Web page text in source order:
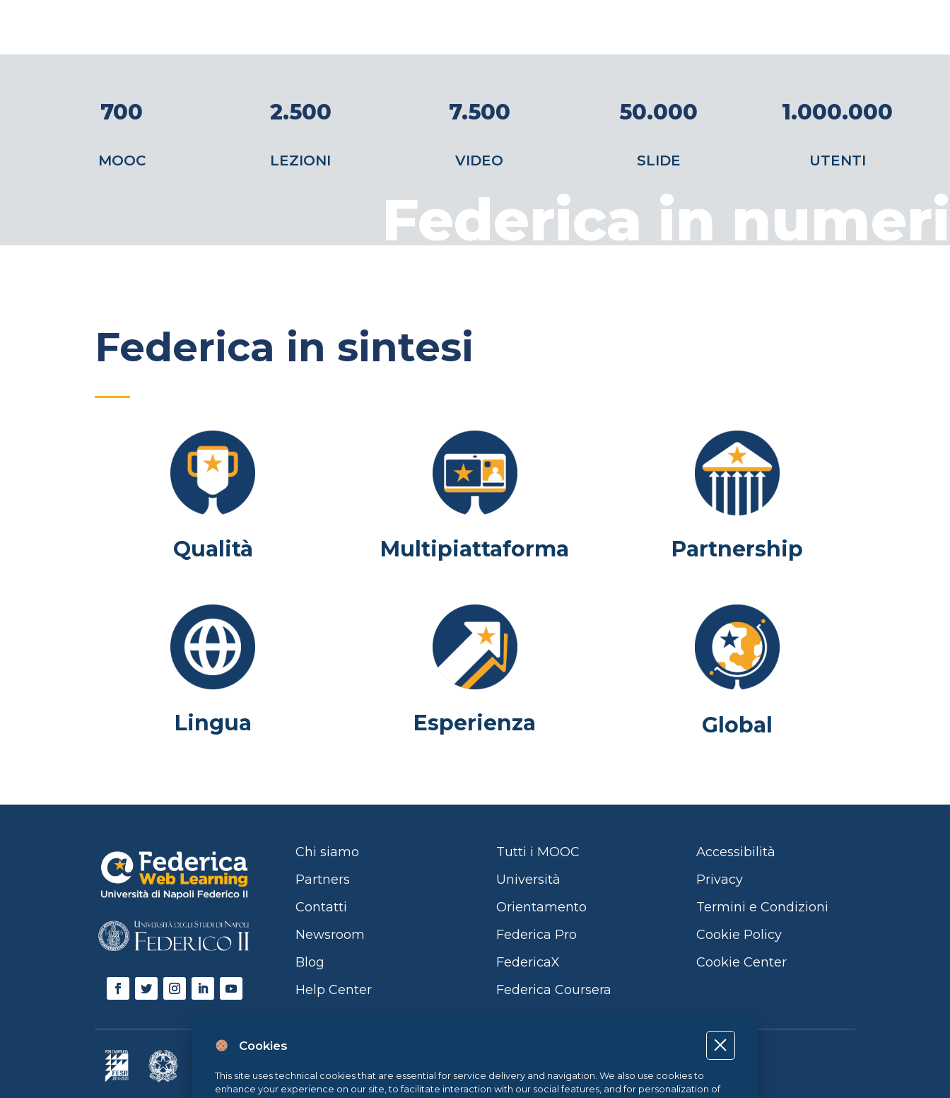
700
MOOC
2.500
LEZIONI
7.500
VIDEO
50.000
SLIDE
1.000.000
UTENTI
Federica in numeri
Federica in sintesi
Qualità
Lingua
Multipiattaforma
Esperienza
Partnership
Global
Chi siamo
Partners
Contatti
Newsroom
Blog
Help Center
Tutti i MOOC
Università
Orientamento
Federica Pro
FedericaX
Federica Coursera
Accessibilità
Privacy
Termini e Condizioni
Cookie Policy
Cookie Center
Sistema di Gestione Qualità UNI EN ISO 9001:2015
Cookies
This site uses technical cookies that are essential for service delivery and navigation. We also use cookies to
enhance your experience on our site, to facilitate interaction with our social features, and for personalization of